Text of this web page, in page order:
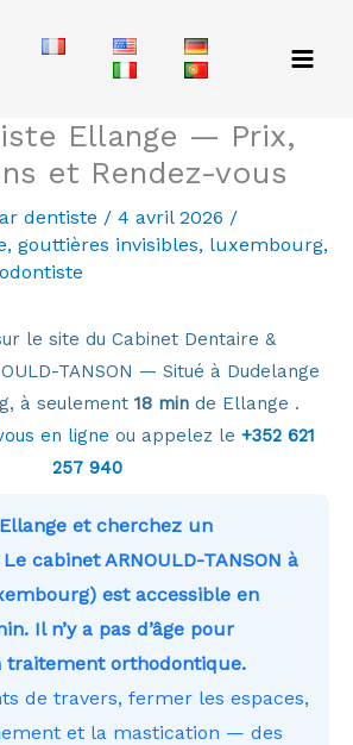
Ellange — Prix,
et Rendez-vous
dentiste / 4 avril 2026 /
, gouttières invisibles, luxembourg,
le site du Cabinet Dentaire &
TANSON — Situé à Dudelange
à seulement 18 minde Ellange .
en ligne ou appelez le +352 621
257 940
et cherchez un
cabinet ARNOULD-TANSON à
est accessible en
Il n’y a pas d’âge pour
orthodontique.
de travers, fermer les espaces,
et la mastication — des